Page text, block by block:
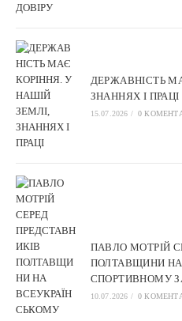
ДЕРЖАВНІСТЬ
ЗНАННЯХ І ПРАЦІ
15.07.2026 / 0
ПАВЛО МОТРІЙ
ПОЛТАВЩИНИ
СПОРТИВНОМУ
10.07.2026 / 0